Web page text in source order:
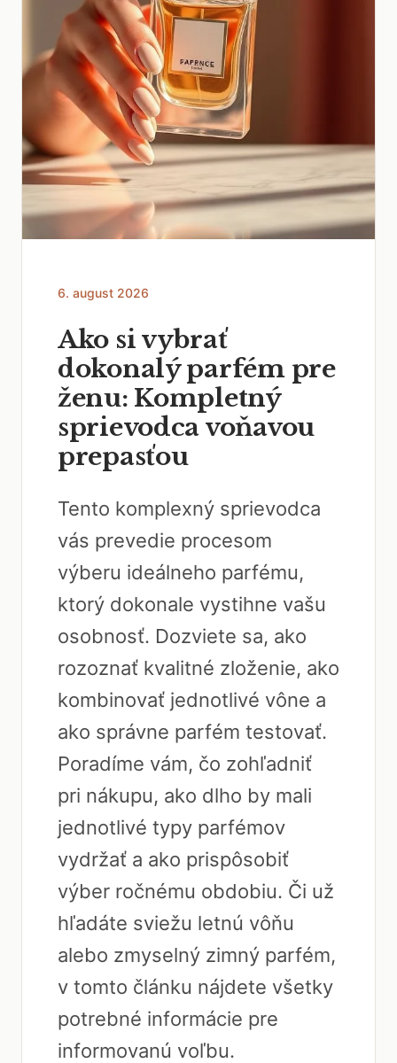
6. august 2026
Ako si vybrať
dokonalý parfém pre
ženu: Kompletný
sprievodca voňavou
prepasťou
Tento komplexný sprievodca
vás prevedie procesom
výberu ideálneho parfému,
ktorý dokonale vystihne vašu
osobnosť. Dozviete sa, ako
rozoznať kvalitné zloženie, ako
kombinovať jednotlivé vône a
ako správne parfém testovať.
Poradíme vám, čo zohľadniť
pri nákupu, ako dlho by mali
jednotlivé typy parfémov
vydržať a ako prispôsobiť
výber ročnému obdobiu. Či už
hľadáte sviežu letnú vôňu
alebo zmyselný zimný parfém,
v tomto článku nájdete všetky
potrebné informácie pre
informovanú voľbu.